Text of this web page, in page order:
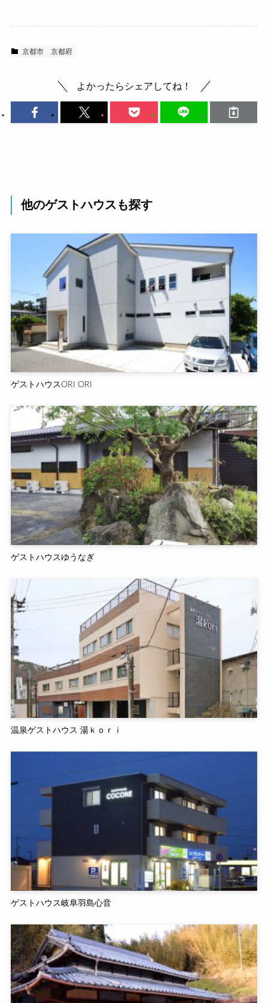
京都市 京都府
よかったらシェアしてね！
他のゲストハウスも探す
ゲストハウスORI ORI
ゲストハウスゆうなぎ
温泉ゲストハウス 湯ｋｏｒｉ
ゲストハウス岐阜羽島心音